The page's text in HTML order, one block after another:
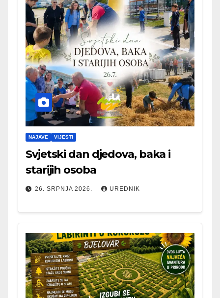
NAJAVE VIJESTI
Svjetski dan djedova, baka i
starijih osoba
26. SRPNJA 2026. UREDNIK